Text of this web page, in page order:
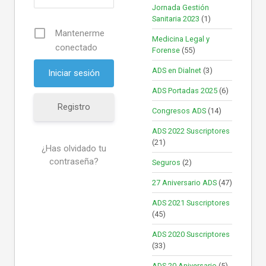
Mantenerme
conectado
Registro
¿Has olvidado tu
contraseña?
Jornada Gestión
Sanitaria 2023 (1)
Medicina Legal y
Forense (55)
ADS en Dialnet (3)
ADS Portadas 2025 (6)
Congresos ADS (14)
ADS 2022 Suscriptores
(21)
Seguros (2)
27 Aniversario ADS (47)
ADS 2021 Suscriptores
(45)
ADS 2020 Suscriptores
(33)